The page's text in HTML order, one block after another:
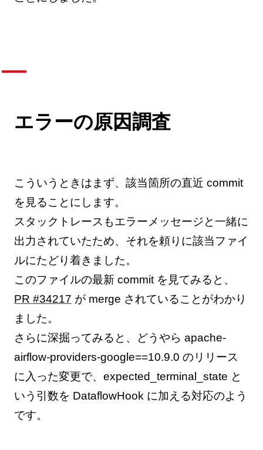
エラーの原因調査
こういうときはまず、該当箇所の直近 commit
を見ることにします。
スタックトレースもエラーメッセージと一緒に
出力されていたため、それを頼りに該当ファイ
ルにたどり着きました。
このファイルの最新 commit を見てみると、
PR #34217 が merge されていることがわかり
ました。
さらに深掘ってみると、どうやら apache-
airflow-providers-google==10.9.0 のリリース
に入った変更で、expected_terminal_state と
いう引数を DataflowHook に加える対応のよう
です。